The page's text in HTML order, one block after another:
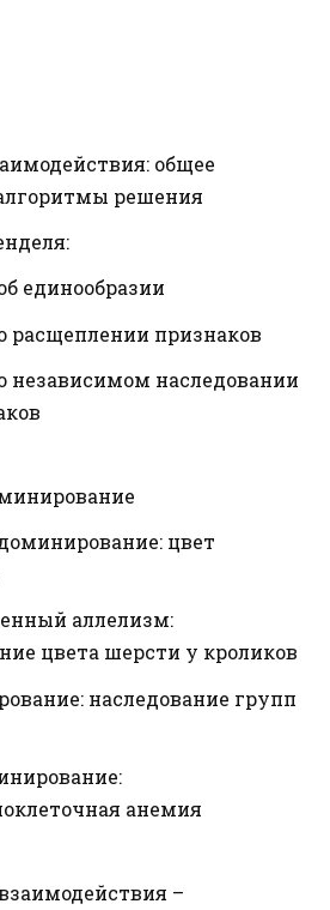
общее
решения
единообразии
расщеплении признаков
независимом наследовании
цвет
аллелизм:
цвета шерсти у кроликов
наследование групп
анемия
–